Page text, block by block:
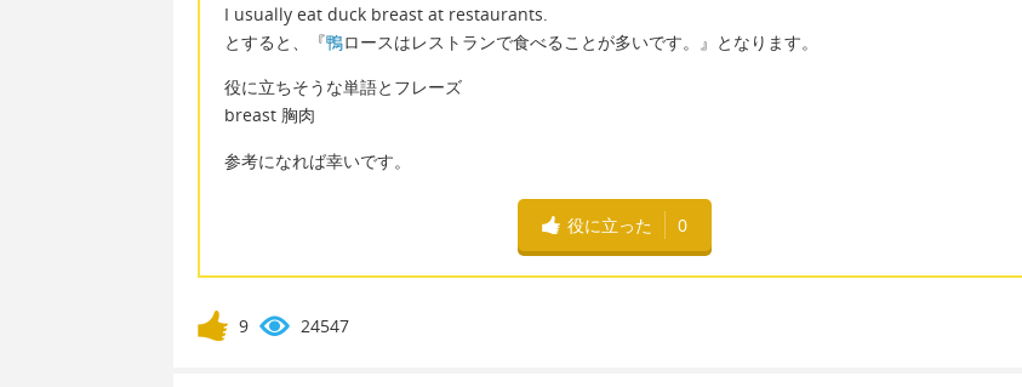
I usually eat duck breast at restaurants.
とすると、『鴨ロースはレストランで食べることが多いです。』となります。
役に立ちそうな単語とフレーズ
breast 胸肉
参考になれば幸いです。
役に立った 0
9 24547